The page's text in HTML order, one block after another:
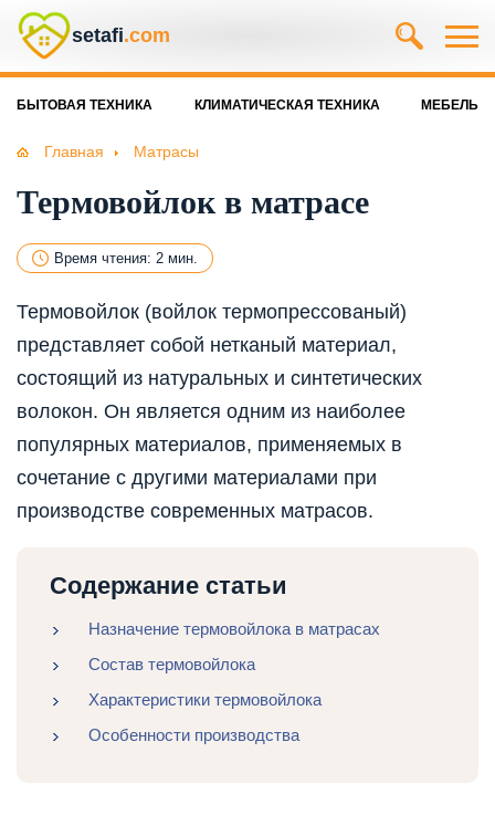
setafi.com
БЫТОВАЯ ТЕХНИКА КЛИМАТИЧЕСКАЯ ТЕХНИКА МЕБЕЛЬ
Главная Матрасы
Термовойлок в матрасе
Время чтения: 2 мин.
Термовойлок (войлок термопрессованый)
представляет собой нетканый материал,
состоящий из натуральных и синтетических
волокон. Он является одним из наиболее
популярных материалов, применяемых в
сочетание с другими материалами при
производстве современных матрасов.
Содержание статьи
Назначение термовойлока в матрасах
Состав термовойлока
Характеристики термовойлока
Особенности производства